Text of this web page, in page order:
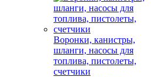
Воронки, канистры,
шланги, насосы для
топлива, пистолеты,
счетчики